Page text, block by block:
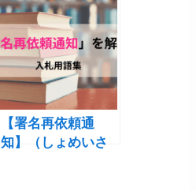
【署名再依頼通
知】（しょめいさ